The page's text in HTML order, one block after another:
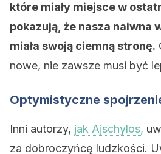
które miały miejsce w
pokazują, że nasza naiwna
miała swoją ciemną stronę.
nowe, nie zawsze musi być
Optymistyczne
Inni autorzy, jak Ajschylos,
za dobroczyńcę ludzkości.